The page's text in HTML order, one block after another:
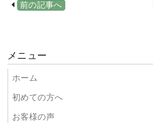
前の記事へ
メニュー
ホーム
初めての方へ
お客様の声